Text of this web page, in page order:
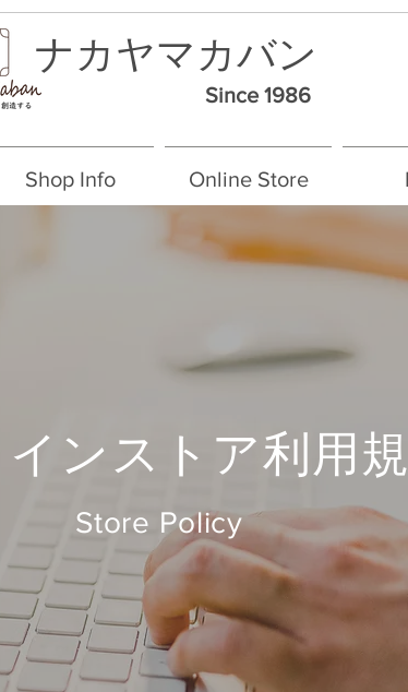
ナカヤマカバン
Since 1986
Shop Info Online Store
ンストア利用
Store Policy